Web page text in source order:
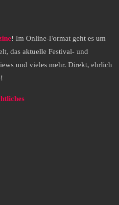
! Im Online-Format geht es um
das aktuelle Festival- und
und vieles mehr. Direkt, ehrlich